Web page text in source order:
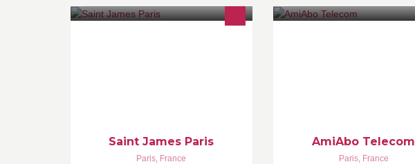
Saint James Paris
Paris, France
AmiAbo Telecom
Paris, France